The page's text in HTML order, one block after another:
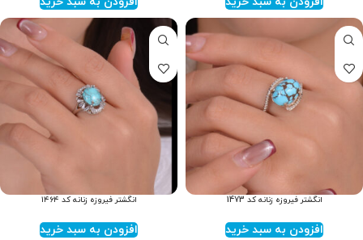
انگشتر فیروزه زنانه کد 1473
افزودن به سبد خرید
انگشتر فیروزه زنانه کد ۱۴۶۴
افزودن به سبد خرید